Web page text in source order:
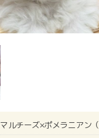
マルチーズ×ポメラニアン（